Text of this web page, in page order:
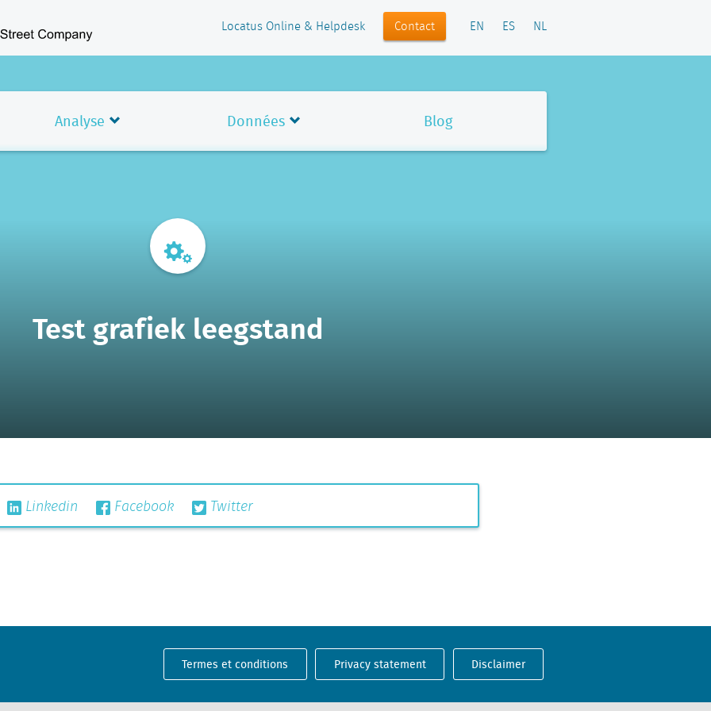
Locatus Online & Helpdesk Contact EN ES NL
Analyse Données Blog
Test grafiek leegstand
Linkedin Facebook Twitter
Termes et conditions Privacy statement Disclaimer